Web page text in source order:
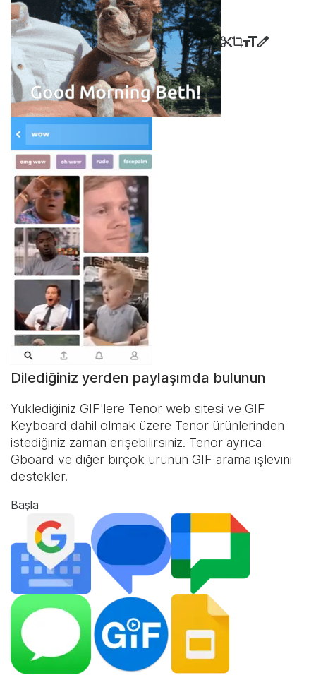
Dilediğiniz yerden paylaşımda bulunun
Yüklediğiniz GIF'lere Tenor web sitesi ve GIF
Keyboard dahil olmak üzere Tenor ürünlerinden
istediğiniz zaman erişebilirsiniz. Tenor ayrıca
Gboard ve diğer birçok ürünün GIF arama işlevini
destekler.
Başla